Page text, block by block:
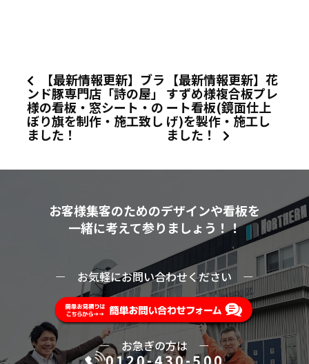
【最新情報更新】ブラ
ンド豚専門店「詩の屋」
様の看板・窓シート・の
ぼり旗を制作・施工致し
ました！
【最新情報更新】花
すずめ様複合板プレ
ート看板(鏡面仕上
げ)を製作・施工し
ました！
お客様集客のためのデザインや看板を
一緒に考えて参りましょう！！
ー お気軽にお問い合わせください ー
ーお急ぎの方は ー